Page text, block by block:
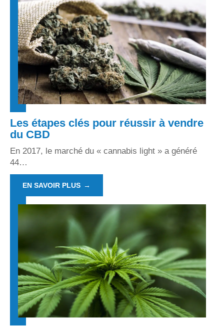
Les étapes clés pour réussir à vendre
du CBD
En 2017, le marché du « cannabis light » a généré
44…
EN SAVOIR PLUS